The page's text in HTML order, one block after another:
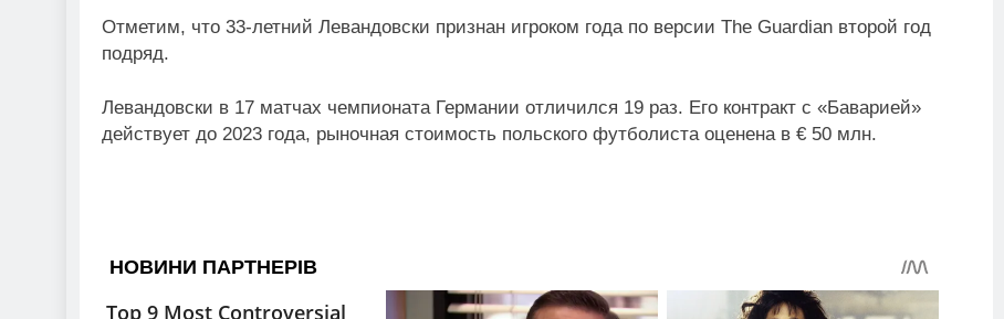
Отметим, что 33-летний Левандовски признан игроком года по версии The Guardian второй год
подряд.
Левандовски в 17 матчах чемпионата Германии отличился 19 раз. Его контракт с «Баварией»
действует до 2023 года, рыночная стоимость польского футболиста оценена в € 50 млн.